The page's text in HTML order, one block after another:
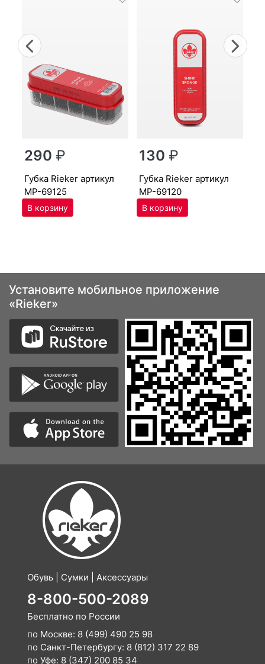
Previous
290₽
губ­ка Ri­eker артикул
MP-69125
130₽
губ­ка Ri­eker артикул
MP-69120
Установите мобильное приложение
«Rieker»
Обувь | Сумки | Аксессуары
8-800-500-2089
Бесплатно по России
по Москве: 8 (499) 490 25 98
по Санкт-Петербургу: 8 (812) 317 22 89
по Уфе: 8 (347) 200 85 34